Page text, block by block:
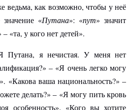
ведьма, как возможно, чтобы у неё
«Путана»: «пут» значит
– «та, у кого нет детей».
Путана, я нечистая. У меня нет
– «Я очень легко могу
«Какова ваша национальность?» –
делать?» – «Я могу пить кровь
особенность». «Кого вы хотите